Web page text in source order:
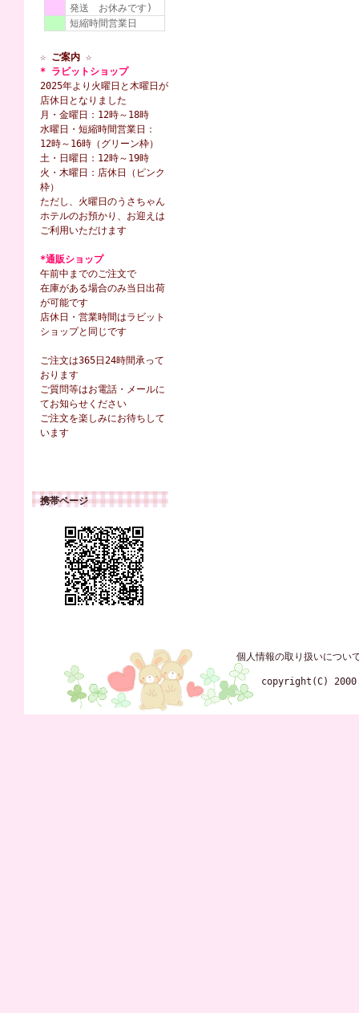
発送 お休みです)
短縮時間営業日
☆ ご案内 ☆
* ラビットショップ
2025年より火曜日と木曜日が
店休日となりました
月・金曜日：12時～18時
水曜日・短縮時間営業日：
12時～16時（グリーン枠）
土・日曜日：12時～19時
火・木曜日：店休日（ピンク
枠）
ただし、火曜日のうさちゃん
ホテルのお預かり、お迎えは
ご利用いただけます
*通販ショップ
午前中までのご注文で
在庫がある場合のみ当日出荷
が可能です
店休日・営業時間はラビット
ショップと同じです
ご注文は365日24時間承って
おります
ご質問等はお電話・メールに
てお知らせください
ご注文を楽しみにお待ちして
います
携帯ページ
個人情報の取り扱いについ
copyright(C)